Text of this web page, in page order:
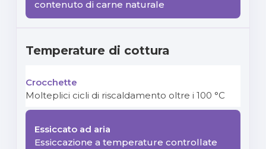
contenuto di carne naturale
Temperature di cottura
Molteplici cicli di riscaldamento oltre i 100 °C
Essiccazione a temperature controllate